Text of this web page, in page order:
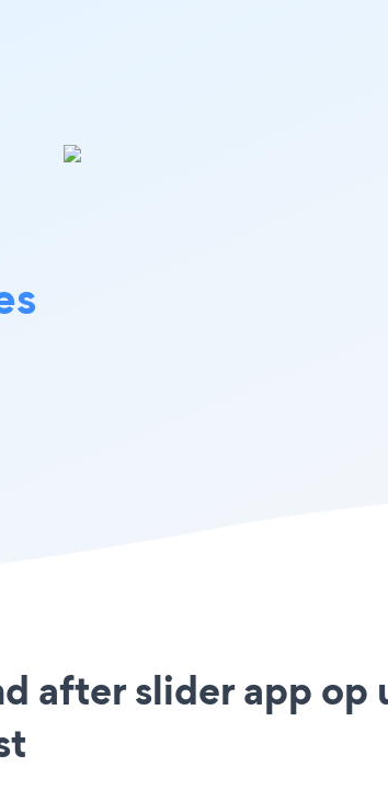
after slider app op